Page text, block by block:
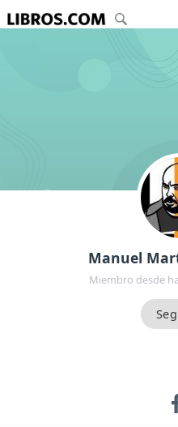
Manuel
Miembro desde